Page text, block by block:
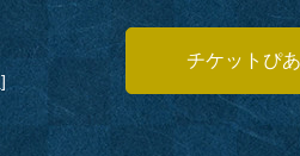
]
チケットぴ